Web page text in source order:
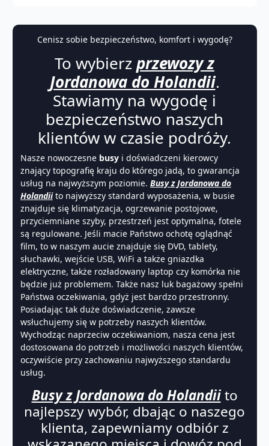
Cenisz sobie bezpieczeństwo, komfort i wygodę?
To wybierzprzewozy z
Jordanowa do Holandii.
Stawiamy na wygodę i
bezpieczeństwo naszych
klientów w czasie podróży.
Nasze nowoczesne busy i doświadczeni kierowcy
znający topografię kraju do którego jadą, to gwarancja
usług na najwyższym poziomie. Busy z Jordanowa do
Holandiito najwyższy standard wyposażenia, w busie
znajduje się klimatyzacja, ogrzewanie postojowe,
przyciemniane szyby, przestrzeń jest optymalna, fotele
są regulowane. Jeśli macie Państwo ochotę oglądnąć
film, to w naszym aucie znajduje się DVD, tablety,
słuchawki, wejście USB, WiFi a także gniazdka
elektryczne, także rozładowany laptop czy komórka nie
będzie już problemem. Także nasz luk bagażowy spełni
Państwa oczekiwania, gdyż jest bardzo przestronny.
Posiadając tak duże doświadczenie, zawsze
wsłuchujemy się w potrzeby naszych klientów.
Wychodząc naprzeciw oczekiwaniom, nasza cena jest
dostosowana do potrzeb i możliwości naszych klientów,
oczywiście przy zachowaniu najwyższego standardu
usług.
Busy z Jordanowa do Holandiito
najlepszy wybór, dbając o naszego
klienta, zapewniamy odbiór z